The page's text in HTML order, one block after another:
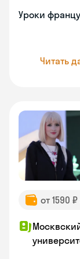
Уроки
Читать
от 1590